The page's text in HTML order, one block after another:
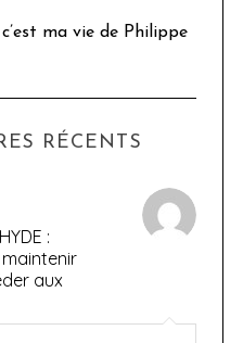
ma vie de Philippe
RÉCENTS
:
aux